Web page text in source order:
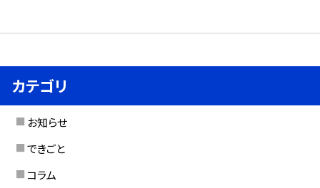
カテゴリ
お知らせ
できごと
コラム